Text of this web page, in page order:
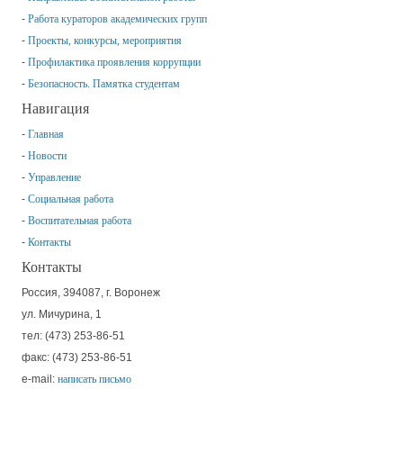
Работа кураторов академических групп
Проекты, конкурсы, мероприятия
Профилактика проявления коррупции
Безопасность. Памятка студентам
Навигация
Главная
Новости
Управление
Социальная работа
Воспитательная работа
Контакты
Контакты
Россия, 394087, г. Воронеж
ул. Мичурина, 1
тел: (473) 253-86-51
факс: (473) 253-86-51
e-mail: написать письмо